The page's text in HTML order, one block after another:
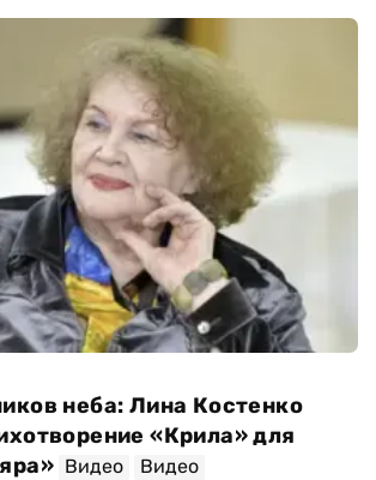
неба: Лина Костенко
«Крила» для
Видео Видео